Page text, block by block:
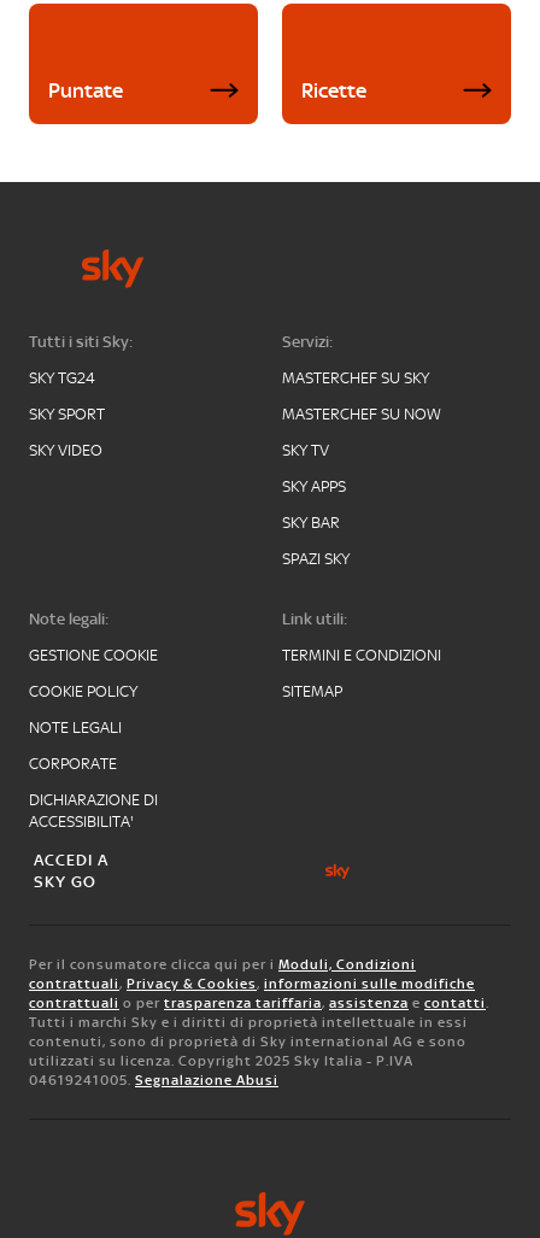
Puntate Ricette
Tutti i siti Sky:
SKY TG24
SKY SPORT
SKY VIDEO
Servizi:
MASTERCHEF SU SKY
MASTERCHEF SU NOW
SKY TV
SKY APPS
SKY BAR
SPAZI SKY
Note legali:
GESTIONE COOKIE
COOKIE POLICY
NOTE LEGALI
CORPORATE
DICHIARAZIONE DI
ACCESSIBILITA'
Link utili:
TERMINI E CONDIZIONI
SITEMAP
ACCEDI A
SKY GO
Per il consumatore clicca qui per i Moduli, Condizioni
contrattuali, Privacy & Cookies, informazioni sulle modifiche
contrattuali o per trasparenza tariffaria, assistenza e contatti.
Tutti i marchi Sky e i diritti di proprietà intellettuale in essi
contenuti, sono di proprietà di Sky international AG e sono
utilizzati su licenza. Copyright 2025 Sky Italia - P.IVA
04619241005. Segnalazione Abusi